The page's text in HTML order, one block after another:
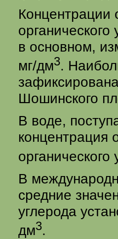
Концентрации
в основном,
мг/дм3.
Шошинского
В воде,
концентрация
В
средние
углерода
дм3.